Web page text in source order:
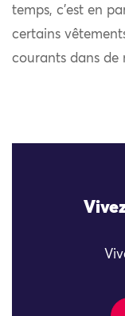
temps, c’est en
certains
courants dans de